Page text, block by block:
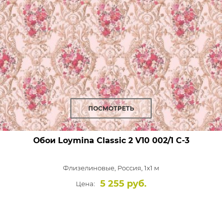
ПОСМОТРЕТЬ
Обои Loymina Classic 2V10 002/1 C-3
Флизелиновые, Россия, 1x1 м
Цена:
5 255 руб.